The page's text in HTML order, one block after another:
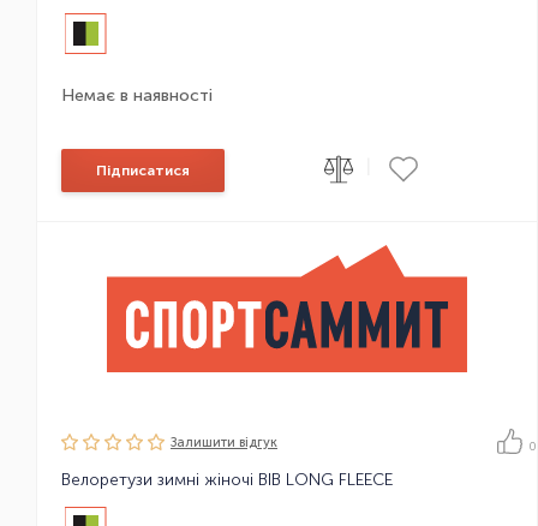
Немає в наявності
Підписатися
Залишити вiдгук 0
Велоретузи зимні жіночі BIB LONG FLEECE